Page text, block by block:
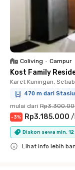
Coliving • Campur
Kost Family
Karet Kuningan,
470 m dari
mulai dari
-3% Rp3.185.000 /
Diskon sewa min.
Lihat info lebih